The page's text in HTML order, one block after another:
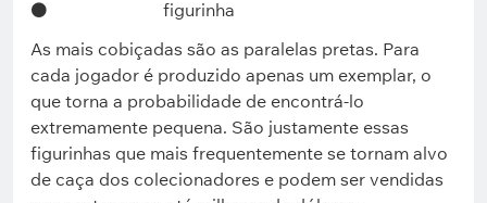
⚫
figurinha
As mais cobiçadas são as paralelas pretas. Para
cada jogador é produzido apenas um exemplar, o
que torna a probabilidade de encontrá-lo
extremamente pequena. São justamente essas
figurinhas que mais frequentemente se tornam alvo
de caça dos colecionadores e podem ser vendidas